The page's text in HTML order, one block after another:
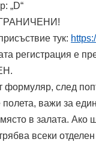
„D“
тук:
регистрация е
формуляр, след
важи за
в залата. Ако
всеки отделен